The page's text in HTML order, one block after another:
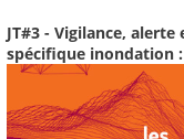
JT#3 - Vigilance,
spécifique inondation :